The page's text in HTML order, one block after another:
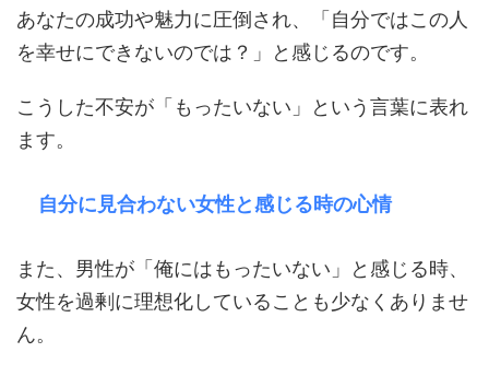
あなたの成功や魅力に圧倒され、「自分ではこの人
を幸せにできないのでは？」と感じるのです。
こうした不安が「もったいない」という言葉に表れ
ます。
自分に見合わない女性と感じる時の心情
また、男性が「俺にはもったいない」と感じる時、
女性を過剰に理想化していることも少なくありませ
ん。